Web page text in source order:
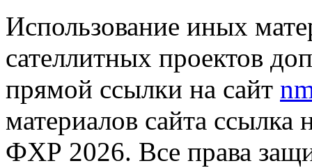
Использование иных
сателлитных проектов
прямой ссылки на сайт
материалов сайта ссылка
ФХР 2026. Все права